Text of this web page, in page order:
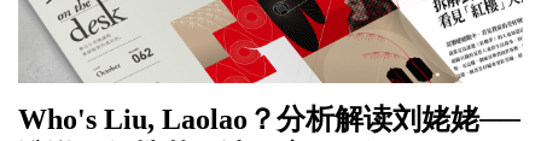
Who's Liu, Laolao？分析解读刘姥姥──